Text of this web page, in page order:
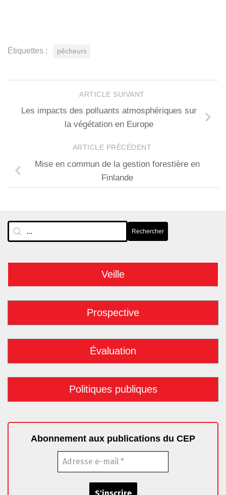
Étiquettes : pêcheurs
ARTICLE SUIVANT
Les impacts des polluants atmosphériques sur
la végétation en Europe
ARTICLE PRÉCÉDENT
Mise en commun de la gestion forestière en
Finlande
RechTextuelle-BarreLat
Rechercher Rechercher
Veille
Prospective
Évaluation
Politiques publiques
Abonnement aux publications du CEP